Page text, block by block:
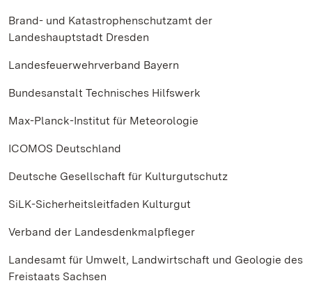
Brand- und Katastrophenschutzamt der
Landeshauptstadt Dresden
Landesfeuerwehrverband Bayern
Bundesanstalt Technisches Hilfswerk
Max-Planck-Institut für Meteorologie
ICOMOS Deutschland
Deutsche Gesellschaft für Kulturgutschutz
SiLK-Sicherheitsleitfaden Kulturgut
Verband der Landesdenkmalpfleger
Landesamt für Umwelt, Landwirtschaft und Geologie des
Freistaats Sachsen